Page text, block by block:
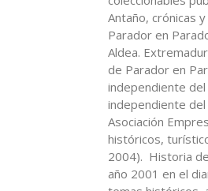
Antaño, crónicas
Parador en
Aldea.
de Parador en
independiente
independiente
Asociación
históricos,
2004). Historia
año 2001 en el